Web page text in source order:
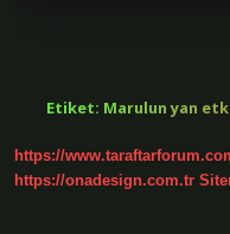
Etiket: Marulun yan
https://
https://onadesign.com.tr